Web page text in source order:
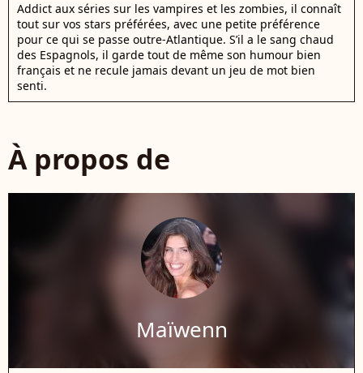
Addict aux séries sur les vampires et les zombies, il connaît
tout sur vos stars préférées, avec une petite préférence
pour ce qui se passe outre-Atlantique. S’il a le sang chaud
des Espagnols, il garde tout de même son humour bien
français et ne recule jamais devant un jeu de mot bien
senti.
À propos de
Maïwenn